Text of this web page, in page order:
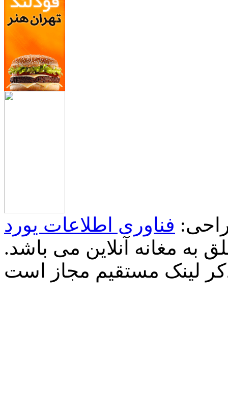
فناوری اطلاعات یورد
به مغانه آنلاین می باشد.